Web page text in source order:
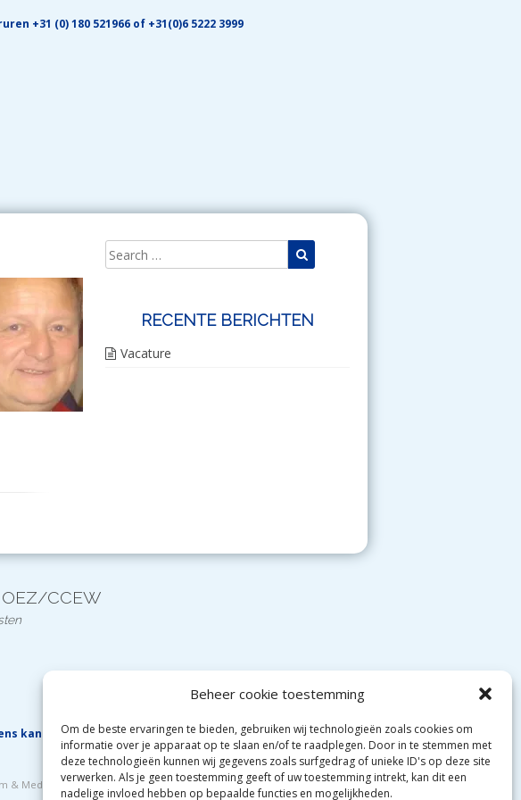
Beheer cookie toestemming
Om de beste ervaringen te bieden, gebruiken wij technologieën zoals cookies om
informatie over je apparaat op te slaan en/of te raadplegen. Door in te stemmen met
deze technologieën kunnen wij gegevens zoals surfgedrag of unieke ID's op deze site
verwerken. Als je geen toestemming geeft of uw toestemming intrekt, kan dit een
nadelige invloed hebben op bepaalde functies en mogelijkheden.
+31 (0) 180 521966 of +31(0)6 5222 3999
RECENTE BERICHTEN
Vacature
CCEW
kantooruren +31 (0) 180 521966 of +31(0)6 5222 3999
& Medical Relief is using the Great WordPress theme